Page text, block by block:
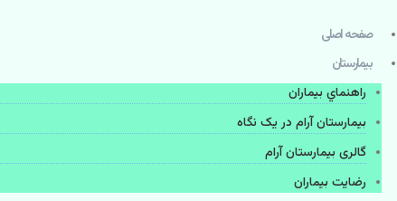
صفحه اصلی
بيمارستان
راهنماي بیماران
بیمارستان آرام در یک نگاه
گالری بیمارستان آرام
رضایت بیماران